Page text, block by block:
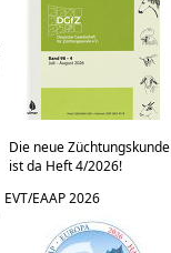
Die neue Züchtungskunde
ist da Heft 4/2026!
EVT/EAAP 2026